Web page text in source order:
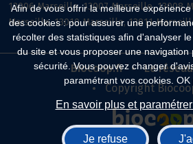
Afin de vous offrir la meilleure
des cookies : pour assurer une
récolter des statistiques afin d'analyser
du site et vous proposer une navigation
sécurité. Vous pouvez changer
paramétrant vos cookies.
En savoir plus et
Je refuse
13006 Marseille, 13007 Marseille, 13008
Marseille, 13010 Marseille, 13011
Biocoop.fr
Le
Copyright